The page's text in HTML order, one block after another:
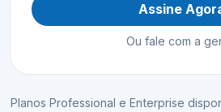
Assine
Ou fale com a
Planos Professional e Enterprise